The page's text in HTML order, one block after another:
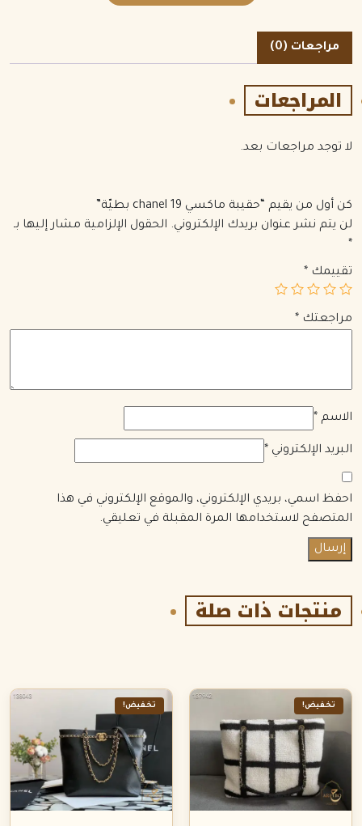
مراجعات (0)
المراجعات
لا توجد مراجعات بعد.
كن أول من يقيم “حقيبة ماكسي chanel 19 بطيّة”
لن يتم نشر عنوان بريدك الإلكتروني. الحقول الإلزامية مشار إليها بـ
*
تقييمك *
مراجعتك *
الاسم *
البريد الإلكتروني *
احفظ اسمي، بريدي الإلكتروني، والموقع الإلكتروني في هذا
المتصفح لاستخدامها المرة المقبلة في تعليقي.
منتجات ذات صلة
تخفيض! تخفيض!